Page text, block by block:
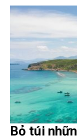
Bỏ túi